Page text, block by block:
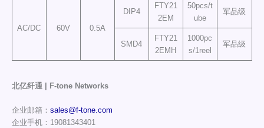
AC/DC 60V 0.5A
DIP4
FTY21
2EM
50pcs/t
ube
军品级
SMD4
FTY21
2EMH
1000pc
s/1reel
军品级
北亿纤通 | F-tone Networks
企业邮箱： sales@f-tone.com
企业手机：19081343401